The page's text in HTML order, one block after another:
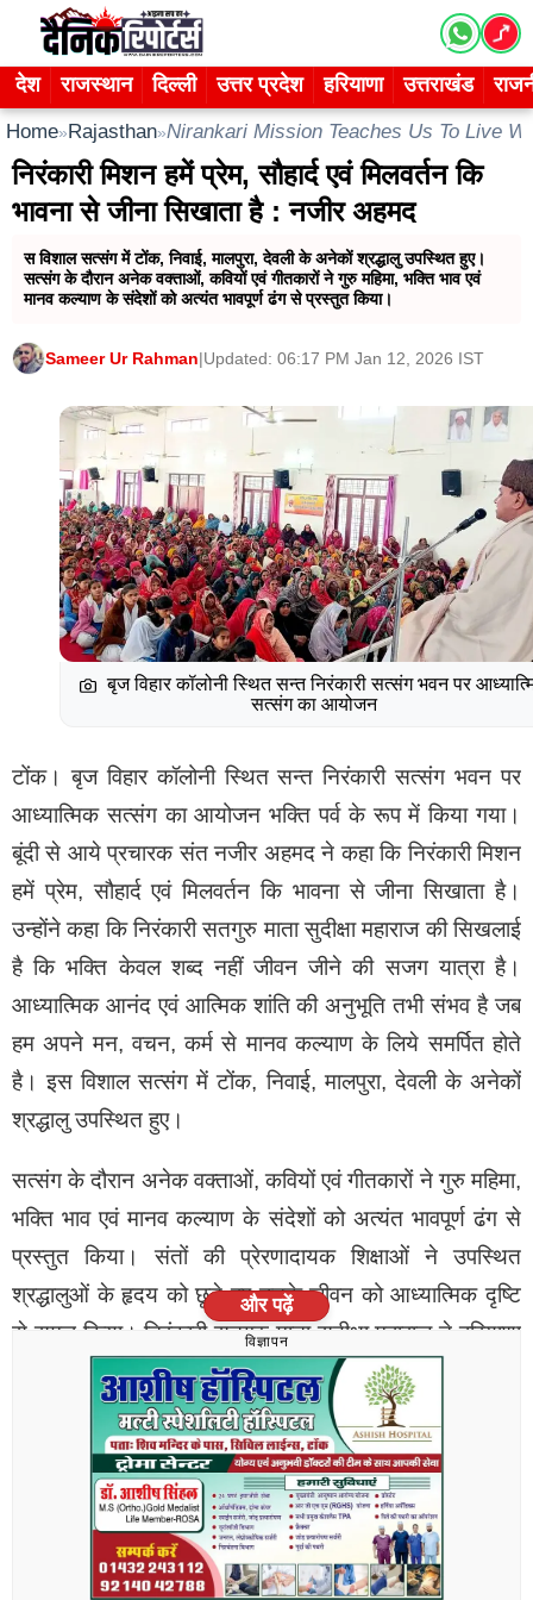
content
देश राजस्थान दिल्ली उत्तर प्रदेश हरियाणा उत्तराखंड
Home»Rajasthan»Nirankari Mission Teaches Us To Live
निरंकारी मिशन हमें प्रेम, सौहार्द एवं मिलवर्तन कि
भावना से जीना सिखाता है : नजीर अहमद
स विशाल सत्संग में टोंक, निवाई, मालपुरा, देवली के अनेकों श्रद्धालु उपस्थित हुए।
सत्संग के दौरान अनेक वक्ताओं, कवियों एवं गीतकारों ने गुरु महिमा, भक्ति भाव एवं
मानव कल्याण के संदेशों को अत्यंत भावपूर्ण ढंग से प्रस्तुत किया।
Sameer Ur Rahman|Updated: 06:17 PM Jan 12, 2026 IST
बृज विहार कॉलोनी स्थित सन्त निरंकारी सत्संग भवन पर
सत्संग का आयोजन
टोंक। बृज विहार कॉलोनी स्थित सन्त निरंकारी सत्संग भवन पर
आध्यात्मिक सत्संग का आयोजन भक्ति पर्व के रूप में किया गया।
बूंदी से आये प्रचारक संत नजीर अहमद ने कहा कि निरंकारी मिशन
हमें प्रेम, सौहार्द एवं मिलवर्तन कि भावना से जीना सिखाता है।
उन्होंने कहा कि निरंकारी सतगुरु माता सुदीक्षा महाराज की सिखलाई
है कि भक्ति केवल शब्द नहीं जीवन जीने की सजग यात्रा है।
आध्यात्मिक आनंद एवं आत्मिक शांति की अनुभूति तभी संभव है जब
हम अपने मन, वचन, कर्म से मानव कल्याण के लिये समर्पित होते
है। इस विशाल सत्संग में टोंक, निवाई, मालपुरा, देवली के अनेकों
श्रद्धालु उपस्थित हुए।
सत्संग के दौरान अनेक वक्ताओं, कवियों एवं गीतकारों ने गुरु महिमा,
भक्ति भाव एवं मानव कल्याण के संदेशों को अत्यंत भावपूर्ण ढंग से
प्रस्तुत किया। संतों की प्रेरणादायक शिक्षाओं ने उपस्थित
श्रद्धालुओं के हृदय को छूते हुए उनके जीवन को आध्यात्मिक दृष्टि
से समृद्ध किया। निरंकारी सतगुरु माता सुदीक्षा महाराज ने हरियाणा
स्थित संत निरंकारी आध्यात्मिक स्थल, समालखा में आयोजित
भक्ति पर्व समागम के पावन अवसर पर श्रद्धालुओं को संबोधित करते
हुए कहा कि भक्ति कोई नाम या दिखावा नहींए बल्कि अपने भीतर की
सजग यात्रा है।
सच्ची भक्ति तब है जब हम आत्म मंथन द्वारा दूसरों से पहले स्वयं को
जाँचें, अपनी कमियों को सुधारें और हर पल जागरूक जीवन जिएँ।
और पढ़ें
विज्ञापन